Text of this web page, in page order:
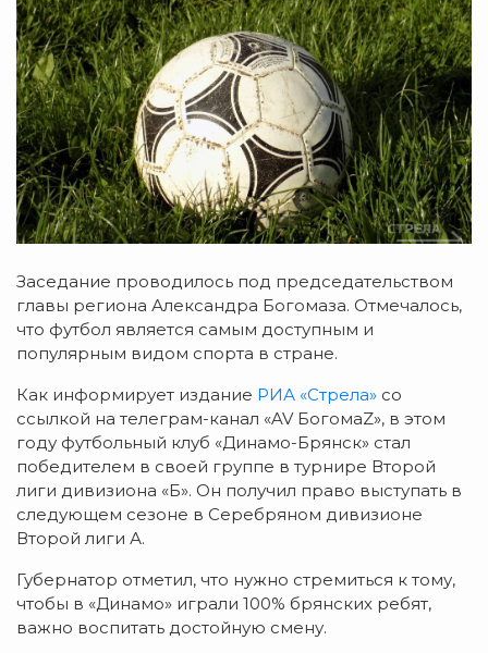
Заседание проводилось под председательством
главы региона Александра Богомаза. Отмечалось,
что футбол является самым доступным и
популярным видом спорта в стране.
Как информирует издание РИА «Стрела» со
ссылкой на телеграм-канал «AV БогомаZ», в этом
году футбольный клуб «Динамо-Брянск» стал
победителем в своей группе в турнире Второй
лиги дивизиона «Б». Он получил право выступать в
следующем сезоне в Серебряном дивизионе
Второй лиги А.
Губернатор отметил, что нужно стремиться к тому,
чтобы в «Динамо» играли 100% брянских ребят,
важно воспитать достойную смену.